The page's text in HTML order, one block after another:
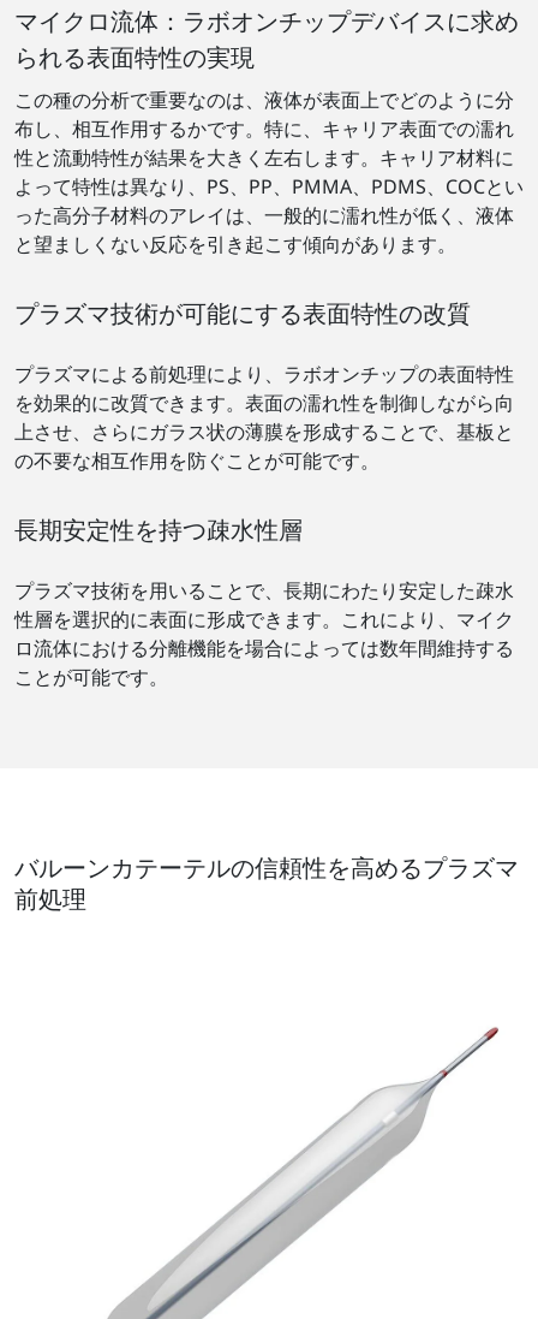
マイクロ流体：ラボオンチップデバイスに求め
られる表面特性の実現
この種の分析で重要なのは、液体が表面上でどのように分
布し、相互作用するかです。特に、キャリア表面での濡れ
性と流動特性が結果を大きく左右します。キャリア材料に
よって特性は異なり、PS、PP、PMMA、PDMS、COCとい
った高分子材料のアレイは、一般的に濡れ性が低く、液体
と望ましくない反応を引き起こす傾向があります。
プラズマ技術が可能にする表面特性の改質
プラズマによる前処理により、ラボオンチップの表面特性
を効果的に改質できます。表面の濡れ性を制御しながら向
上させ、さらにガラス状の薄膜を形成することで、基板と
の不要な相互作用を防ぐことが可能です。
長期安定性を持つ疎水性層
プラズマ技術を用いることで、長期にわたり安定した疎水
性層を選択的に表面に形成できます。これにより、マイク
ロ流体における分離機能を場合によっては数年間維持する
ことが可能です。
バルーンカテーテルの信頼性を高めるプラズマ
前処理